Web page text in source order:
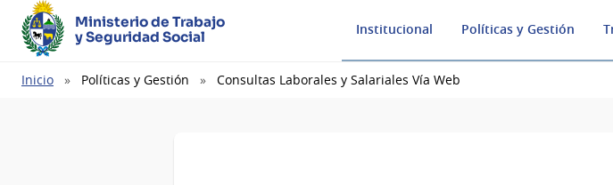
Ministerio de Trabajo
y Seguridad Social
Institucional Políticas y Gestión
Ruta
Inicio Políticas y Gestión Consultas Laborales y Salariales Vía Web